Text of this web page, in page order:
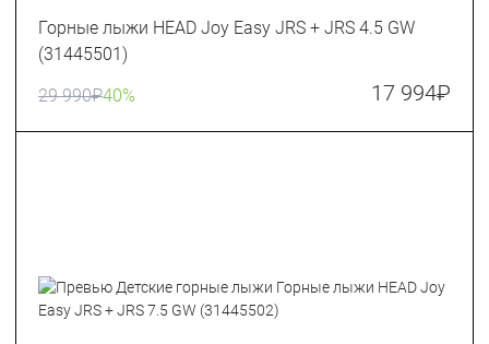
Горные лыжи HEAD Joy Easy JRS + JRS 4.5 GW
(31445501)
29 990₽40% 17 994₽